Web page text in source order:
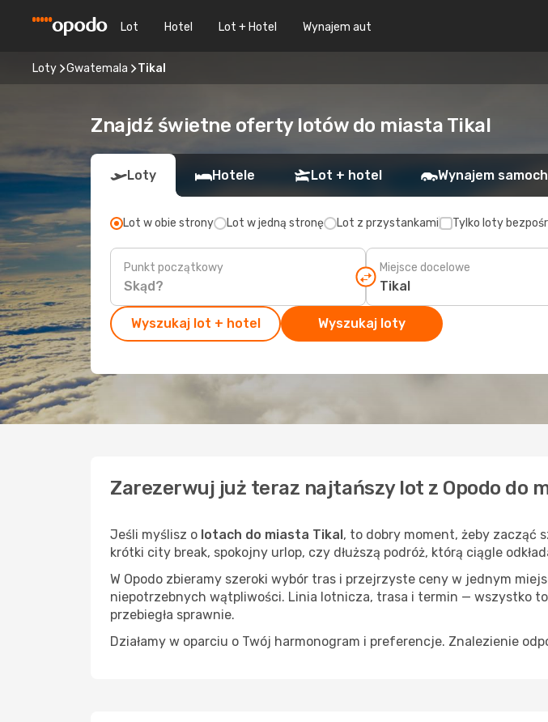
Lot Hotel Lot + Hotel Wynajem aut
Loty Gwatemala Tikal
Znajdź świetne oferty lotów do miasta Tikal
Loty Hotele Lot + hotel Wynajem
Lot w obie strony Lot w jedną stronę Lot z przystankami Tylko loty
Punkt początkowy Miejsce docelowe
Wyszukaj lot + hotel Wyszukaj loty
Zarezerwuj już teraz najtańszy lot z Opodo do
Jeśli myślisz o lotach do miasta Tikal, to dobry moment, żeby zacząć
krótki city break, spokojny urlop, czy dłuższą podróż, którą ciągle
W Opodo zbieramy szeroki wybór tras i przejrzyste ceny w jednym
niepotrzebnych wątpliwości. Linia lotnicza, trasa i termin — wszystko
przebiegła sprawnie.
Działamy w oparciu o Twój harmonogram i preferencje. Znalezienie